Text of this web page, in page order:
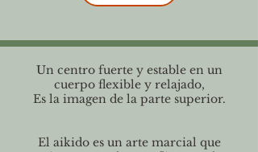
Un centro fuerte y estable en un
cuerpo flexible y relajado,
Es la imagen de la parte superior.
El aikido es un arte marcial que